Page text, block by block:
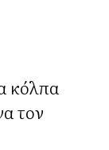
κόλπα
τον